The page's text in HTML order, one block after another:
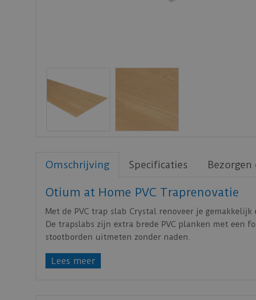
Omschrijving Specificaties
Otium at Home PVC Traprenovatie
Met de PVC trap slab Crystal renoveer je
De trapslabs zijn extra brede PVC planken met een
stootborden uitmeten zonder naden.
De PVC trap slabs in de kleur Himalaya hebben
slijtlaag onderhoudsvriendelijke planken, ideaal
Lees meer